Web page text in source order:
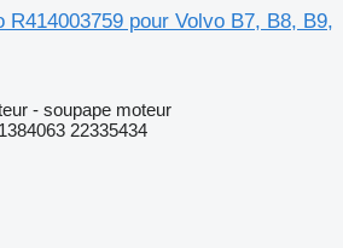
R414003759 pour Volvo B7, B8, B9,
- soupape moteur
22335434